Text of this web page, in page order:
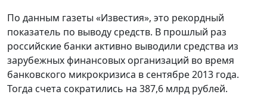
По данным газеты «Известия», это рекордный
показатель по выводу средств. В прошлый раз
российские банки активно выводили средства из
зарубежных финансовых организаций во время
банковского микрокризиса в сентябре 2013 года.
Тогда счета сократились на 387,6 млрд рублей.